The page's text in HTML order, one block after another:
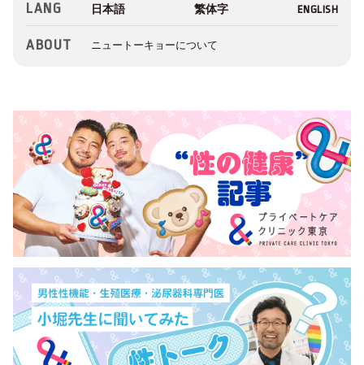
LANG
ABOUT ニュートーキョーについて